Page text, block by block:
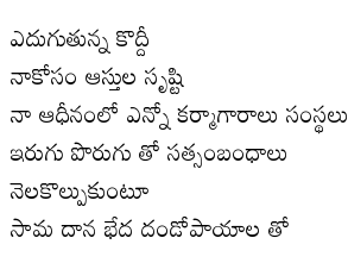
ఎదుగుతున్న కొద్దీ
నాకోసం ఆస్తుల సృష్టి
నా ఆధీనంలో ఎన్నో కర్మాగారాలు సంస్థలు
ఇరుగు పొరుగు తో సత్సంబంధాలు
నెలకొల్పుకుంటూ
సామ దాన భేద దండోపాయాల తో